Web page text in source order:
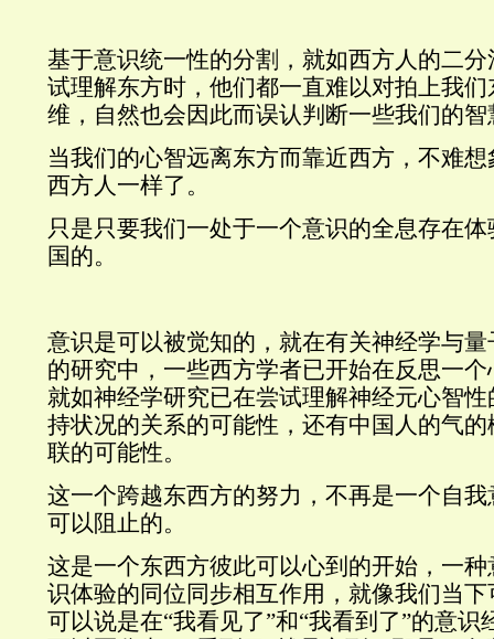
基于意识统一性的分割，就如西方人的二
试理解东方时，他们都一直难以对拍上我
维，自然也会因此而误认判断一些我们的智
当我们的心智远离东方而靠近西方，不难
西方人一样了。
只是只要我们一处于一个意识的全息存在
国的。
意识是可以被觉知的，就在有关神经学与
的研究中，一些西方学者已开始在反思一
就如神经学研究已在尝试理解神经元心智
持状况的关系的可能性，还有中国人的气
联的可能性。
这一个跨越东西方的努力，不再是一个自
可以阻止的。
这是一个东西方彼此可以心到的开始，一
识体验的同位同步相互作用，就像我们当
可以说是在“我看见了”和“我看到了”的意识